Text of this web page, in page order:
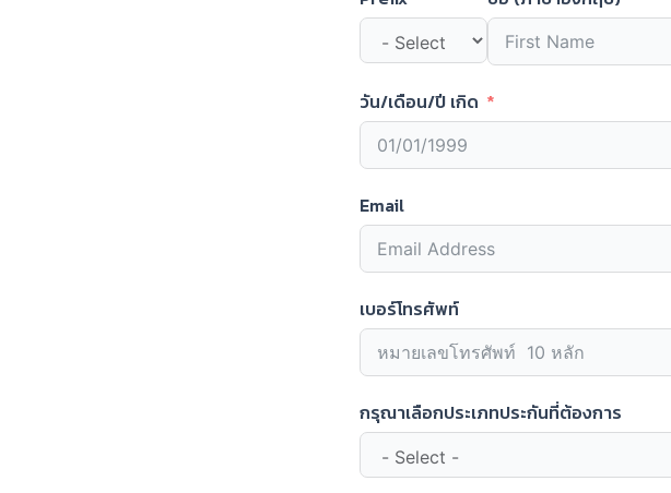
วัน/เดือน/ปี เกิด
Email
เบอร์โทรศัพท์
กรุณาเลือกประเภทประกันที่ต้องการ